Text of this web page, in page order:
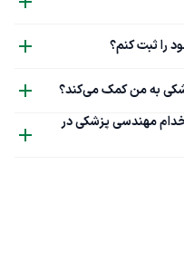
را ثبت کنم؟
به من کمک می‌کند؟
مهندسی پزشکی در